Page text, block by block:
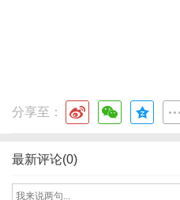
分享至：
最新评论(0)